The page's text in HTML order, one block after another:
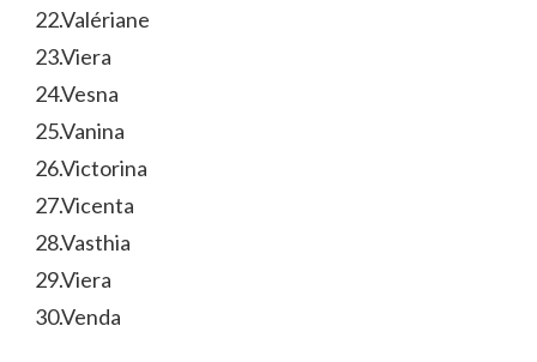
22.Valériane
23.Viera
24.Vesna
25.Vanina
26.Victorina
27.Vicenta
28.Vasthia
29.Viera
30.Venda